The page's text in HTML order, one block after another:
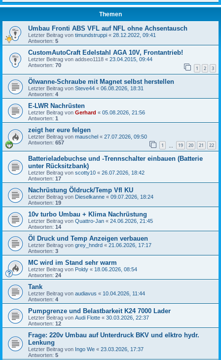
Themen
Umbau Fronti ABS VFL auf NFL ohne Achsentausch
Letzter Beitrag von timundstruppi « 28.12.2022, 09:41
Antworten: 5
CustomAutoCraft Edelstahl AGA 10V, Frontantrieb!
Letzter Beitrag von addseo1118 « 23.04.2015, 09:44
Antworten: 70 1 2 3
Ölwanne-Schraube mit Magnet selbst herstellen
Letzter Beitrag von Steve44 « 06.08.2026, 18:31
Antworten: 4
E-LWR Nachrüsten
Letzter Beitrag von Gerhard « 05.08.2026, 21:56
Antworten: 1
zeigt her eure felgen
Letzter Beitrag von mauschel « 27.07.2026, 09:50
Antworten: 657 1 19 20 21 22
Batterieladebuchse und -Trennschalter einbauen (Batterie
unter Rücksitzbank)
Letzter Beitrag von scotty10 « 26.07.2026, 18:42
Antworten: 17
Nachrüstung Öldruck/Temp Vfl KU
Letzter Beitrag von Dieselkanne « 09.07.2026, 18:24
Antworten: 19
10v turbo Umbau + Klima Nachrüstung
Letzter Beitrag von Quattro-Jan « 24.06.2026, 21:45
Antworten: 14
Öl Druck und Temp Anzeigen verbauen
Letzter Beitrag von grey_hndrd « 21.06.2026, 17:17
Antworten: 3
MC wird im Stand sehr warm
Letzter Beitrag von Poldy « 18.06.2026, 08:54
Antworten: 24
Tank
Letzter Beitrag von audiavus « 10.04.2026, 11:44
Antworten: 4
Pumpgrenze und Belastbarkeit K24 7000 Lader
Letzter Beitrag von Audi Flotte « 30.03.2026, 22:37
Antworten: 12
Frage: 220v Umbau auf Unterdruck BKV und elktro hydr.
Lenkung
Letzter Beitrag von Ingo We « 23.03.2026, 17:37
Antworten: 5